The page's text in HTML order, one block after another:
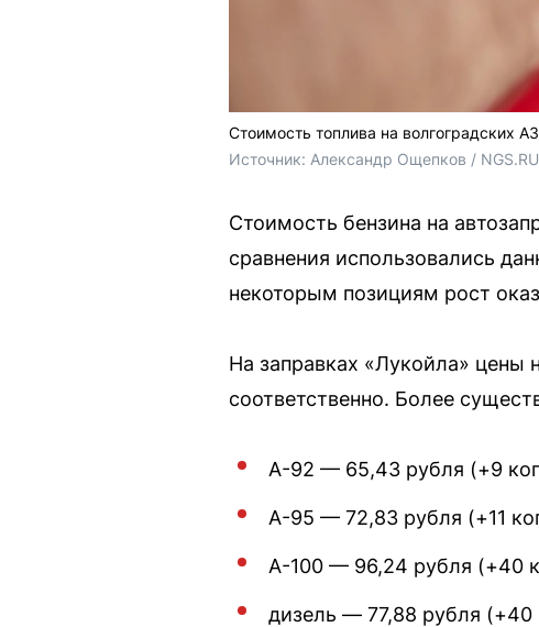
Стоимость топлива на волгоградских
Источник: Александр Ощепков / NGS.RU
Стоимость бензина на
сравнения использовались
некоторым позициям рост
На заправках «Лукойла» цены
соответственно. Более
А-92 — 65,43 рубля (+9
А-95 — 72,83 рубля (+11
А-100 — 96,24 рубля (+40
дизель — 77,88 рубля (+40